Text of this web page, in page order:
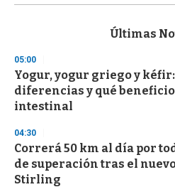
s
d
s
o
f
3
s
e
c
o
n
Últimas
05:00
Yogur, yogur griego y
diferencias y qué
intestinal
04:30
Correrá 50 km al día por
de superación tras el
Stirling